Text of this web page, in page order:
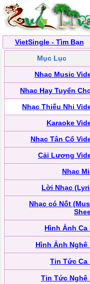
VietSingle - Tìm Bạn
Mục Lục
Nhạc Music
Nhạc Hay Tuyển
Nhạc Thiếu Nhi
Karaoke
Nhạc Tân Cổ
Cải Lương
Nhạc
Lời Nhạc
Nhạc có Nốt
Hình Ảnh Ca
Hình Ảnh Nghệ
Tin Tức Ca
Tin Tức Nghệ